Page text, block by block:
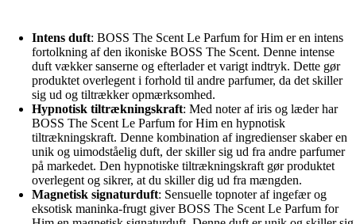
Intens duft: BOSS The Scent Le Parfum for Him er en intens
fortolkning af den ikoniske BOSS The Scent. Denne intense
duft vækker sanserne og efterlader et varigt indtryk. Dette gør
produktet overlegent i forhold til andre parfumer, da det skiller
sig ud og tiltrækker opmærksomhed.
Hypnotisk tiltrækningskraft: Med noter af iris og læder har
BOSS The Scent Le Parfum for Him en hypnotisk
tiltrækningskraft. Denne kombination af ingredienser skaber en
unik og uimodståelig duft, der skiller sig ud fra andre parfumer
på markedet. Den hypnotiske tiltrækningskraft gør produktet
overlegent og sikrer, at du skiller dig ud fra mængden.
Magnetisk signaturduft: Sensuelle topnoter af ingefær og
eksotisk maninka-frugt giver BOSS The Scent Le Parfum for